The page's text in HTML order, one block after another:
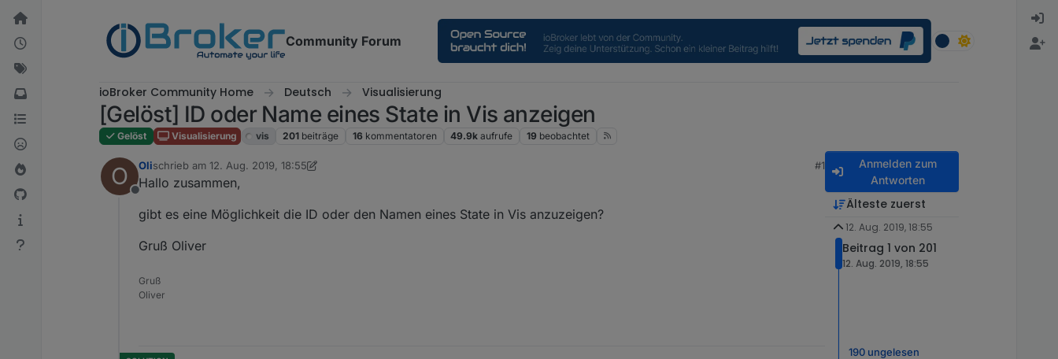
Weiter zum Inhalt
Community Forum
ioBroker Community Home Deutsch Visualisierung
[Gelöst] ID oder Name eines State in Vis anzeigen
Gelöst Visualisierung vis 201 beiträge 16 kommentatoren 49.9k aufrufe 19 beobachtet
O
Offline
Olischrieb am 12. Aug. 2019, 18:55
zuletzt editiert von Oli
#1
Hallo zusammen,
gibt es eine Möglichkeit die ID oder den Namen eines State in Vis anzuzeigen?
Gruß Oliver
Gruß
Oliver
Anmelden zum
Antworten
Älteste zuerst
12. Aug. 2019, 18:55
Beitrag 1 von 201
12. Aug. 2019, 18:55
190 ungelesen